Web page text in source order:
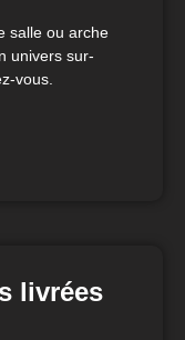
salle ou arche
univers sur-
vous.
livrées